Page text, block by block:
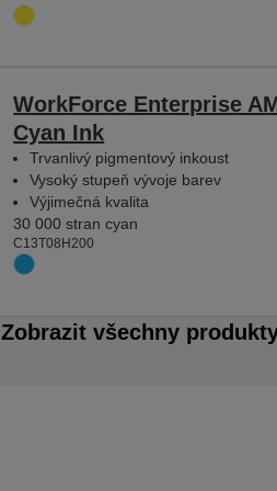
WorkForce Enterprise
Cyan Ink
Trvanlivý pigmentový inkoust
Vysoký stupeň vývoje barev
Výjimečná kvalita
30 000 stran cyan
C13T08H200
Zobrazit všechny